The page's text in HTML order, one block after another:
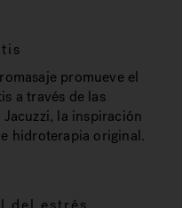
promueve el
a través de las
Jacuzzi, la inspiración
hidroterapia original.